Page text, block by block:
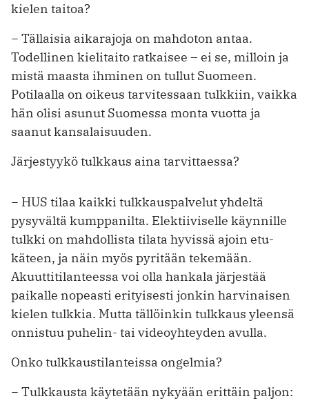
kielen taitoa?
− Tällaisia aikarajoja on mahdoton antaa.
Todellinen kielitaito ratkaisee – ei se, milloin ja
mistä maasta ihminen on tullut Suomeen.
Potilaalla on oikeus tarvitessaan tulkkiin, vaikka
hän olisi asunut Suomessa monta vuotta ja
saanut kansalaisuuden.
Järjestyykö tulkkaus aina ­tarvittaessa?
− HUS tilaa kaikki tulkkauspalvelut yhdeltä
pysyvältä kumppanilta. Elektiiviselle käynnille
tulkki on mahdollista tilata hyvissä ajoin etu­
käteen, ja näin myös pyritään tekemään.
Akuuttitilanteessa voi olla hankala järjestää
paikalle nopeasti erityisesti jonkin harvinaisen
kielen tulkkia. Mutta tällöinkin tulkkaus yleensä
onnistuu puhelin- tai video­yhteyden avulla.
Onko tulkkaustilanteissa ongelmia?
− Tulkkausta käytetään nykyään erittäin paljon: